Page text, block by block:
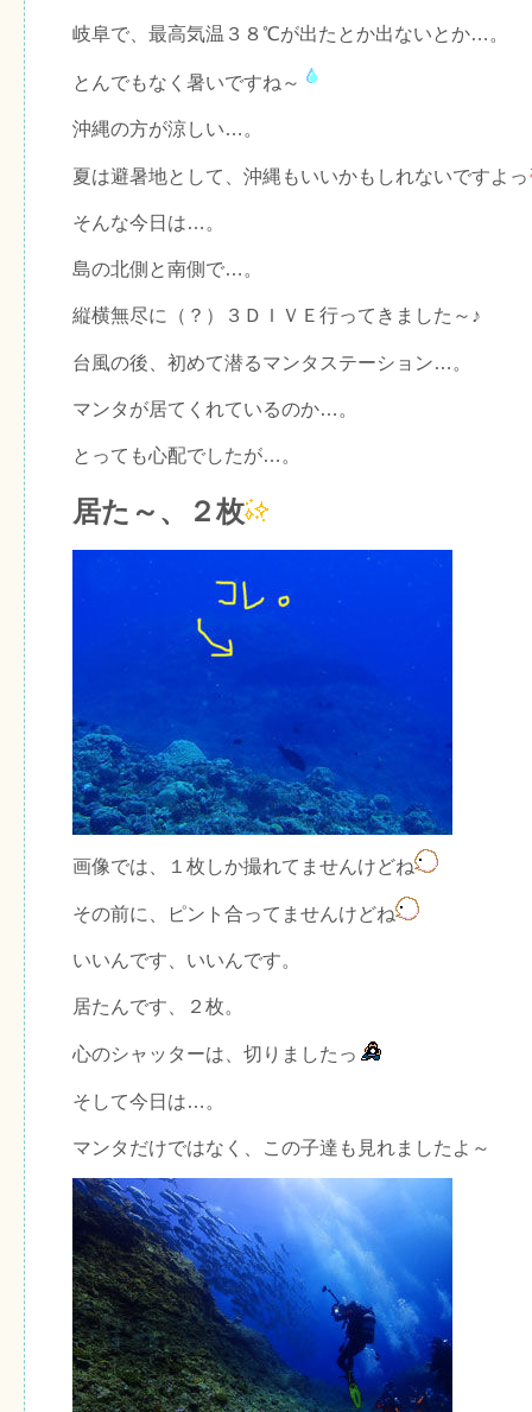
岐阜で、最高気温３８℃が出たとか出ないとか…。
とんでもなく暑いですね～
沖縄の方が涼しい…。
夏は避暑地として、沖縄もいいかもしれないですよっ
そんな今日は…。
島の北側と南側で…。
縦横無尽に（？）３ＤＩＶＥ行ってきました～♪
台風の後、初めて潜るマンタステーション…。
マンタが居てくれているのか…。
とっても心配でしたが…。
居た～、２枚
画像では、１枚しか撮れてませんけどね
その前に、ピント合ってませんけどね
いいんです、いいんです。
居たんです、２枚。
心のシャッターは、切りましたっ
そして今日は…。
マンタだけではなく、この子達も見れましたよ～